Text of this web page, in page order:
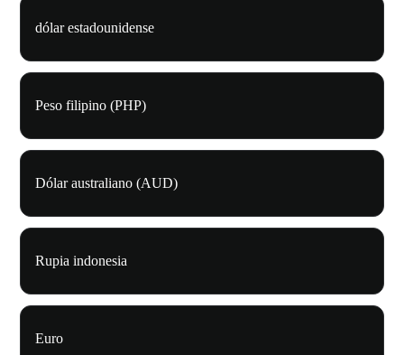
dólar estadounidense
Peso filipino (PHP)
Dólar australiano (AUD)
Rupia indonesia
Euro